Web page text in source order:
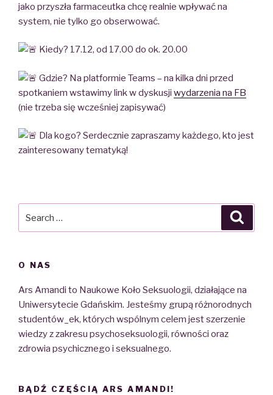
jako przyszła farmaceutka chcę realnie wpływać na
system, nie tylko go obserwować.
Kiedy? 17.12, od 17.00 do ok. 20.00
Gdzie? Na platformie Teams – na kilka dni przed
spotkaniem wstawimy link w dyskusji wydarzenia na FB
(nie trzeba się wcześniej zapisywać)
Dla kogo? Serdecznie zapraszamy każdego, kto jest
zainteresowany tematyką!
O NAS
Ars Amandi to Naukowe Koło Seksuologii, działające na
Uniwersytecie Gdańskim. Jesteśmy grupą różnorodnych
studentów_ek, których wspólnym celem jest szerzenie
wiedzy z zakresu psychoseksuologii, równości oraz
zdrowia psychicznego i seksualnego.
BĄDŹ CZĘŚCIĄ ARS AMANDI!